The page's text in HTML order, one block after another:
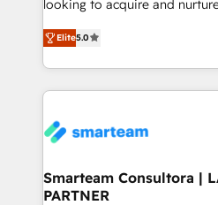
experience strategy, web
and data-driven campaigns. Winners of the first
the community - we are so
Connect with us to see how
looking to acquire and
leads. We use digital media,
automation and software
and, deliver clarity on
Elite5.0
Smarteam Consultora |
PARTNER